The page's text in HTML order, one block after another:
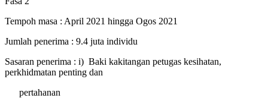
Tempoh masa : April 2021 hingga Ogos 2021
Jumlah penerima : 9.4 juta individu
Sasaran penerima : i) Baki kakitangan petugas kesihatan,
perkhidmatan penting dan
pertahanan